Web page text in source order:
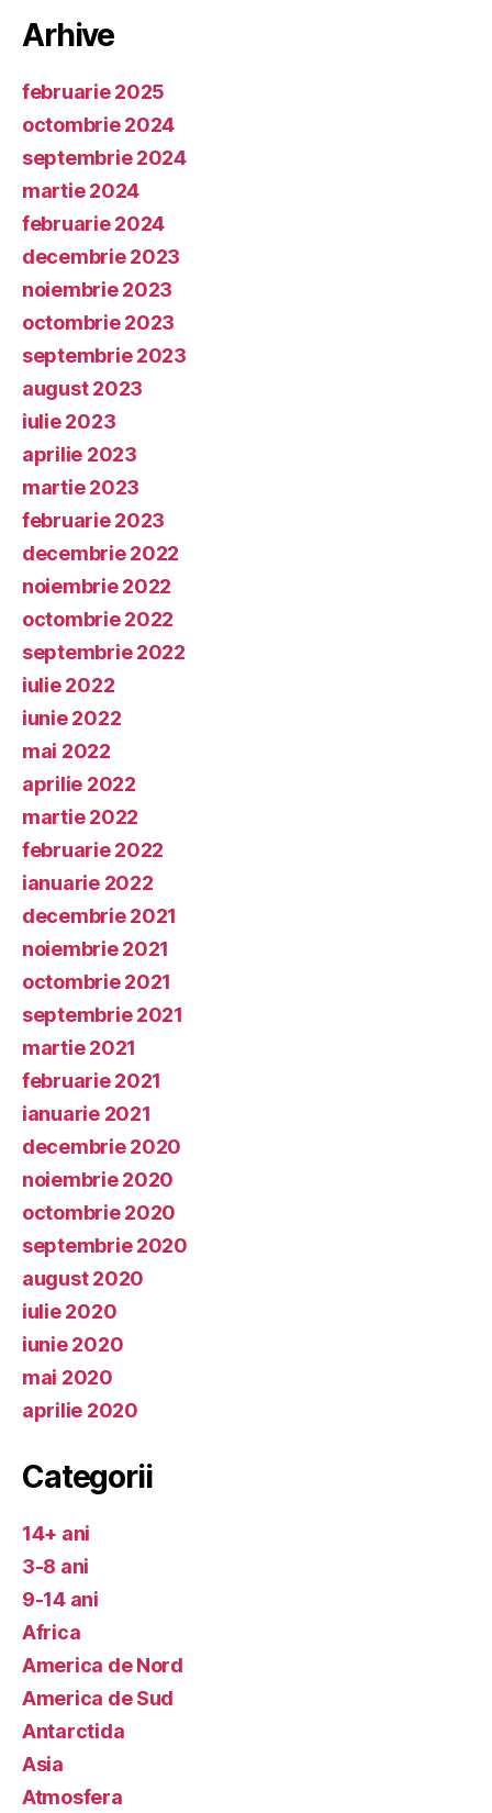
Arhive
februarie 2025
octombrie 2024
septembrie 2024
martie 2024
februarie 2024
decembrie 2023
noiembrie 2023
octombrie 2023
septembrie 2023
august 2023
iulie 2023
aprilie 2023
martie 2023
februarie 2023
decembrie 2022
noiembrie 2022
octombrie 2022
septembrie 2022
iulie 2022
iunie 2022
mai 2022
aprilie 2022
martie 2022
februarie 2022
ianuarie 2022
decembrie 2021
noiembrie 2021
octombrie 2021
septembrie 2021
martie 2021
februarie 2021
ianuarie 2021
decembrie 2020
noiembrie 2020
octombrie 2020
septembrie 2020
august 2020
iulie 2020
iunie 2020
mai 2020
aprilie 2020
Categorii
14+ ani
3-8 ani
9-14 ani
Africa
America de Nord
America de Sud
Antarctida
Asia
Atmosfera